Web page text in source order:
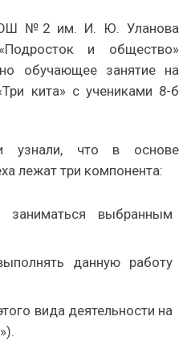
№2 им. И. Ю. Уланова
и общество»
обучающее занятие на
кита» с учениками 8-б
узнали, что в основе
лежат три компонента:
заниматься выбранным
данную работу
вида деятельности на